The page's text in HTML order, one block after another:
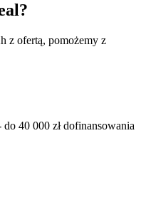
?
z ofertą, pomożemy z
40 000 zł dofinansowania